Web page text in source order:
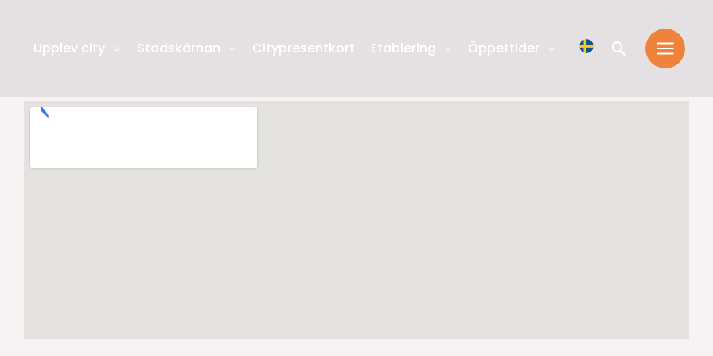
Upplev city Stadskärnan Citypresentkort Etablering Öppettider Sök